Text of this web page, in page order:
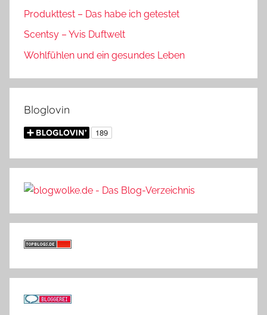
Produkttest – Das habe ich getestet
Scentsy – Yvis Duftwelt
Wohlfühlen und ein gesundes Leben
Bloglovin